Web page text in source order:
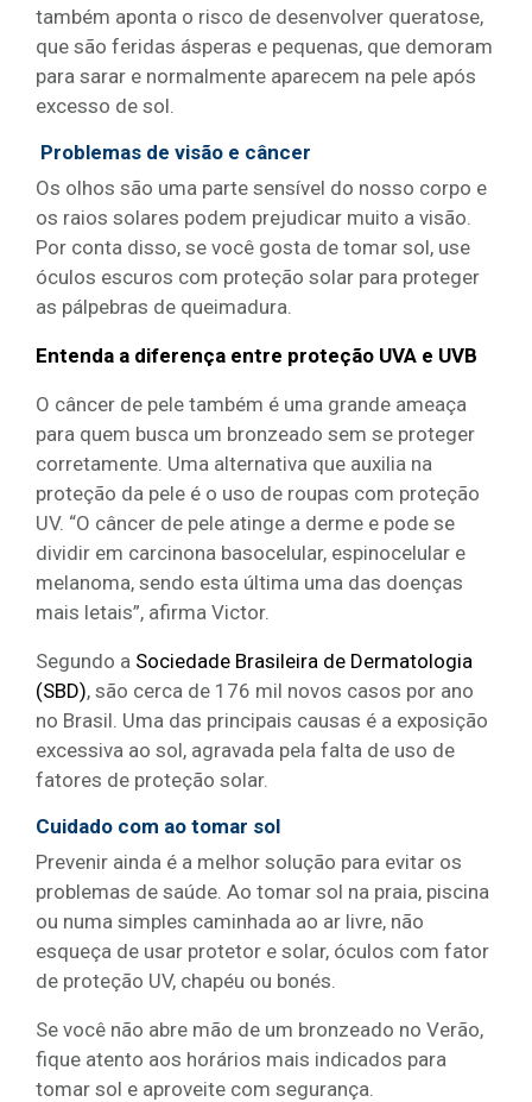
também aponta o risco de desenvolver queratose,
que são feridas ásperas e pequenas, que demoram
para sarar e normalmente aparecem na pele após
excesso de sol.
Problemas de visão e câncer
Os olhos são uma parte sensível do nosso corpo e
os raios solares podem prejudicar muito a visão.
Por conta disso, se você gosta de tomar sol, use
óculos escuros com proteção solar para proteger
as pálpebras de queimadura.
Entenda a diferença entre proteção UVA e UVB
O câncer de pele também é uma grande ameaça
para quem busca um bronzeado sem se proteger
corretamente. Uma alternativa que auxilia na
proteção da pele é o uso de roupas com proteção
UV. “O câncer de pele atinge a derme e pode se
dividir em carcinona basocelular, espinocelular e
melanoma, sendo esta última uma das doenças
mais letais”, afirma Victor.
Segundo a Sociedade Brasileira de Dermatologia
(SBD), são cerca de 176 mil novos casos por ano
no Brasil. Uma das principais causas é a exposição
excessiva ao sol, agravada pela falta de uso de
fatores de proteção solar.
Cuidado com ao tomar sol
Prevenir ainda é a melhor solução para evitar os
problemas de saúde. Ao tomar sol na praia, piscina
ou numa simples caminhada ao ar livre, não
esqueça de usar protetor e solar, óculos com fator
de proteção UV, chapéu ou bonés.
Se você não abre mão de um bronzeado no Verão,
fique atento aos horários mais indicados para
tomar sol e aproveite com segurança.